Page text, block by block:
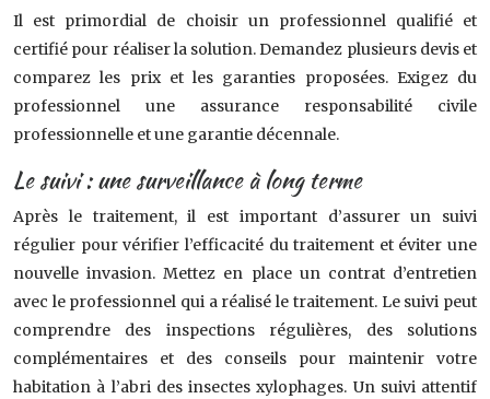
Il est primordial de choisir un professionnel qualifié et
certifié pour réaliser la solution. Demandez plusieurs devis et
comparez les prix et les garanties proposées. Exigez du
professionnel une assurance responsabilité civile
professionnelle et une garantie décennale.
Le suivi : une surveillance à long terme
Après le traitement, il est important d’assurer un suivi
régulier pour vérifier l’efficacité du traitement et éviter une
nouvelle invasion. Mettez en place un contrat d’entretien
avec le professionnel qui a réalisé le traitement. Le suivi peut
comprendre des inspections régulières, des solutions
complémentaires et des conseils pour maintenir votre
habitation à l’abri des insectes xylophages. Un suivi attentif